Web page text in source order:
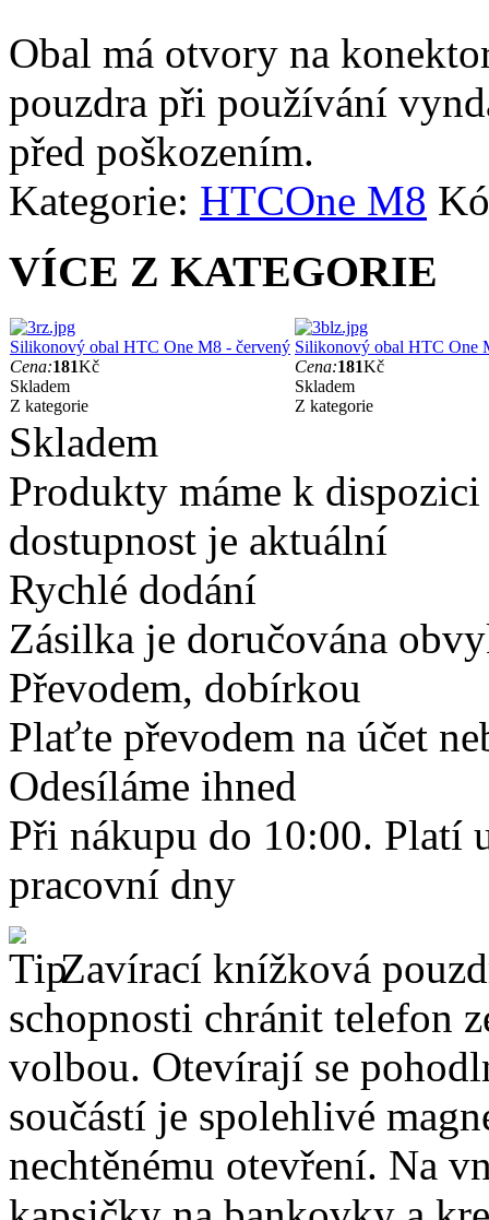
Obal má otvory na
pouzdra při používání
před poškozením.
Kategorie: HTCOne M8
VÍCE Z KATEGORIE
Silikonový obal HTC One M8 - červený
Cena:181Kč
Skladem
Z kategorie
Silikonový obal HTC One
Cena:181Kč
Skladem
Z kategorie
Skladem
Produkty máme k
dostupnost je aktuální
Rychlé dodání
Zásilka je doručována
Převodem, dobírkou
Plaťte převodem na účet
Odesíláme ihned
Při nákupu do 10:00. Platí
pracovní dny
Zavírací knížková
schopnosti chránit telefon
volbou. Otevírají se
součástí je spolehlivé
nechtěnému otevření. Na